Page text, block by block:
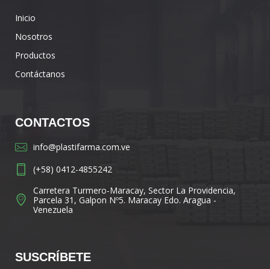
Inicio
Nosotros
Productos
Contáctanos
CONTACTOS
info@plastifarma.com.ve
(+58) 0412-4855242
Carretera Turmero-Maracay, Sector La Providencia,
Parcela 31, Galpon Nº5. Maracay Edo. Aragua -
Venezuela
SUSCRÍBETE